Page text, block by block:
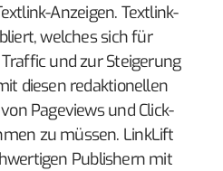
Anzeigen. Textlink-
welches sich für
und zur Steigerung
diesen redaktionellen
Pageviews und Click-
zu müssen. LinkLift
Publishern mit